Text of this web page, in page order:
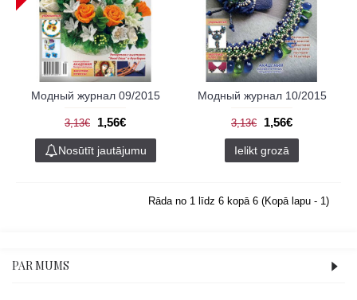
Модный журнал 09/2015
3,13€ 1,56€
Nosūtīt jautājumu
Модный журнал 10/2015
3,13€ 1,56€
Ielikt grozā
Rāda no 1 līdz 6 kopā 6 (Kopā lapu - 1)
PAR MUMS